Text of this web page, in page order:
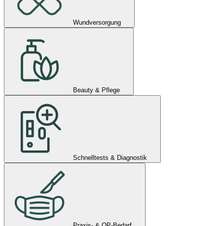
Wundversorgung
Beauty & Pflege
Schnelltests & Diagnostik